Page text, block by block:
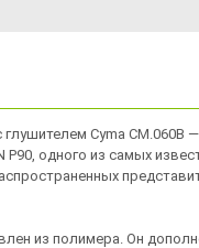
Cyma CM.060B
P90, одного из самых
из полимера. Он